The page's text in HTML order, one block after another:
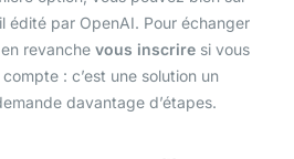
édité par OpenAI. Pour échanger
revanche vous inscrire si vous
: c’est une solution un
davantage d’étapes.